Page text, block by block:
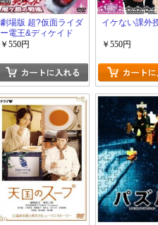
劇場版 超?仮面ライダ
ー電王&ディケイド
NEOジェネレーショ
￥550円
イケない課外
￥550円